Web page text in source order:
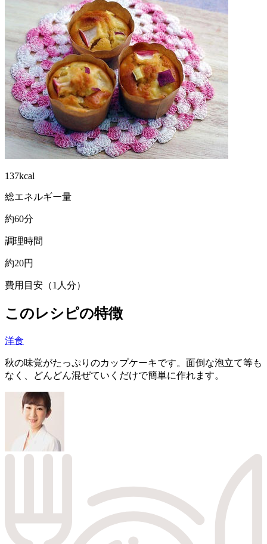
137kcal
総エネルギー量
約60分
調理時間
約20円
費用目安（1人分）
このレシピの特徴
洋食
秋の味覚がたっぷりのカップケーキです。面倒な泡立て等も
なく、どんどん混ぜていくだけで簡単に作れます。